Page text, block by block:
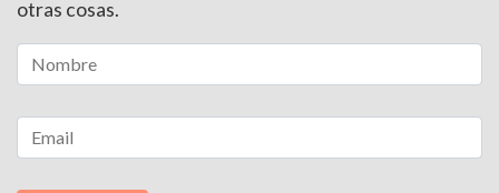
otras cosas.